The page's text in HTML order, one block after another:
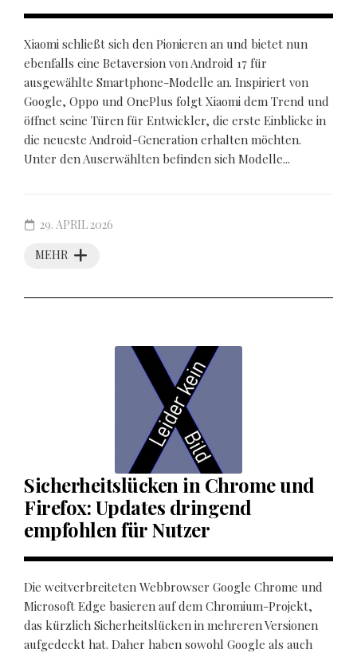
Xiaomi schließt sich den Pionieren an und bietet nun
ebenfalls eine Betaversion von Android 17 für
ausgewählte Smartphone-Modelle an. Inspiriert von
Google, Oppo und OnePlus folgt Xiaomi dem Trend und
öffnet seine Türen für Entwickler, die erste Einblicke in
die neueste Android-Generation erhalten möchten.
Unter den Auserwählten befinden sich Modelle...
MEHR
29. APRIL 2026
Sicherheitslücken in Chrome und
Firefox: Updates dringend
empfohlen für Nutzer
Die weitverbreiteten Webbrowser Google Chrome und
Microsoft Edge basieren auf dem Chromium-Projekt,
das kürzlich Sicherheitslücken in mehreren Versionen
aufgedeckt hat. Daher haben sowohl Google als auch